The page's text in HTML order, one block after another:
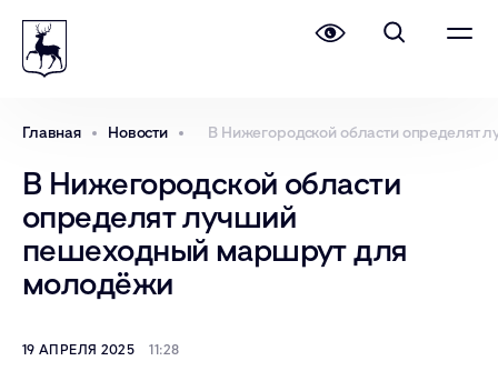
Главная Новости В Нижегородской области
В Нижегородской области
определят лучший
пешеходный маршрут для
молодёжи
19 АПРЕЛЯ 2025 11:28